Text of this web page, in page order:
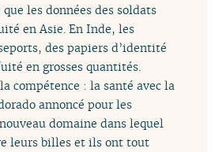
les données des soldats
en Asie. En Inde, les
des papiers d’identité
en grosses quantités.
compétence : la santé avec la
annoncé pour les
domaine dans lequel
leurs billes et ils ont tout